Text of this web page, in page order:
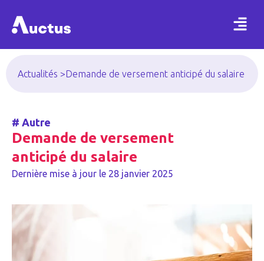
Actualités >Demande de versement anticipé du salaire
# Autre
Demande de versement
anticipé du salaire
Dernière mise à jour le 28 janvier 2025